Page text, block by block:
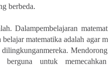
berbeda.
Dalampembelajaran
matematika adalah agar
untuk